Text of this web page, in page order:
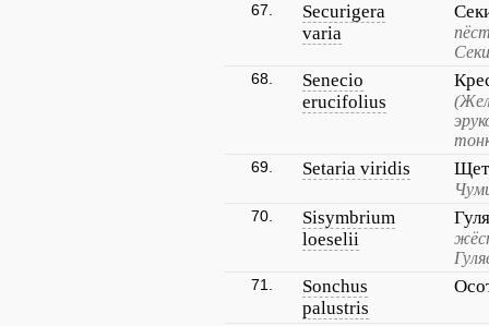
67.
Securigera
varia
68.
Senecio
erucifolius
69. Setaria viridis
70.
Sisymbrium
loeselii
71.
Sonchus
palustris